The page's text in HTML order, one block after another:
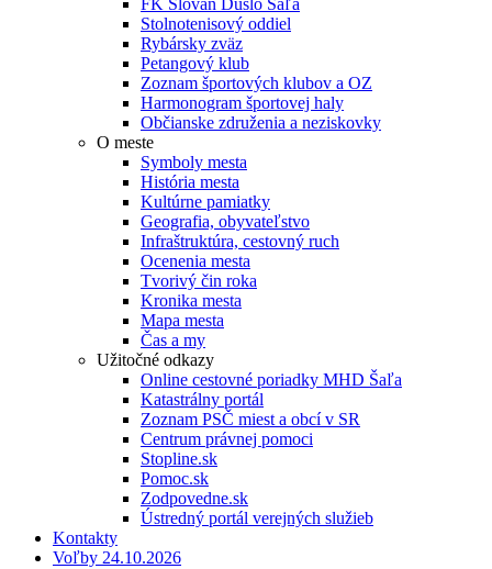
FK Slovan Duslo Šaľa
Stolnotenisový oddiel
Rybársky zväz
Petangový klub
Zoznam športových klubov a OZ
Harmonogram športovej haly
Občianske združenia a neziskovky
O meste
Symboly mesta
História mesta
Kultúrne pamiatky
Geografia, obyvateľstvo
Infraštruktúra, cestovný ruch
Ocenenia mesta
Tvorivý čin roka
Kronika mesta
Mapa mesta
Čas a my
Užitočné odkazy
Online cestovné poriadky MHD Šaľa
Katastrálny portál
Zoznam PSČ miest a obcí v SR
Centrum právnej pomoci
Stopline.sk
Pomoc.sk
Zodpovedne.sk
Ústredný portál verejných služieb
Kontakty
Voľby 24.10.2026